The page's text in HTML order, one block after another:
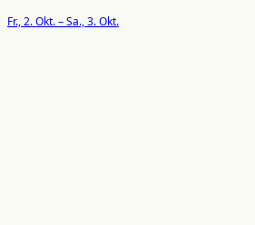
Fr., 2. Okt. – Sa., 3. Okt.